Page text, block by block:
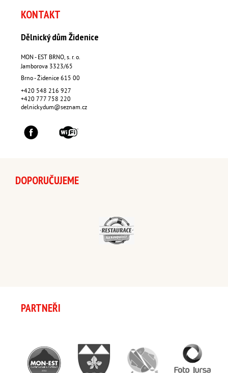
KONTAKT
Dělnický dům Židenice
MON - EST BRNO, s. r. o.
Jamborova 3323/65
Brno - Židenice 615 00
+420 548 216 927
+420 777 758 220
delnickydum@seznam.cz
DOPORUČUJEME
PARTNEŘI